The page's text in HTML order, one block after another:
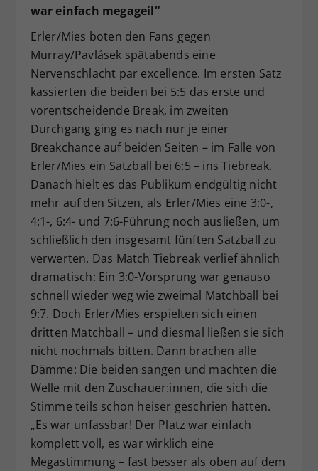
war einfach megageil“
Erler/Mies boten den Fans gegen
Murray/Pavlásek spätabends eine
Nervenschlacht par excellence. Im ersten Satz
kassierten die beiden bei 5:5 das erste und
vorentscheidende Break, im zweiten
Durchgang ging es nach nur je einer
Breakchance auf beiden Seiten – im Falle von
Erler/Mies ein Satzball bei 6:5 – ins Tiebreak.
Danach hielt es das Publikum endgültig nicht
mehr auf den Sitzen, als Erler/Mies eine 3:0-,
4:1-, 6:4- und 7:6-Führung noch ausließen, um
schließlich den insgesamt fünften Satzball zu
verwerten. Das Match Tiebreak verlief ähnlich
dramatisch: Ein 3:0-Vorsprung war genauso
schnell wieder weg wie zweimal Matchball bei
9:7. Doch Erler/Mies erspielten sich einen
dritten Matchball – und diesmal ließen sie sich
nicht nochmals bitten. Dann brachen alle
Dämme: Die beiden sangen und machten die
Welle mit den Zuschauer:innen, die sich die
Stimme teils schon heiser geschrien hatten.
„Es war unfassbar! Der Platz war einfach
komplett voll, es war wirklich eine
Megastimmung – fast besser als oben auf dem